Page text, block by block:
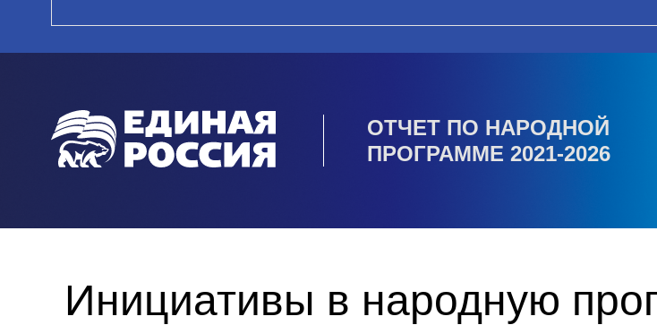
ОТЧЕТ ПО НАРОДНОЙ
ПРОГРАММЕ 2021-2026
Инициативы в народную